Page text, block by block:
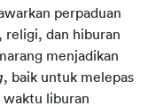
perpaduan
religi, dan hiburan
menjadikan
, baik untuk melepas
waktu liburan